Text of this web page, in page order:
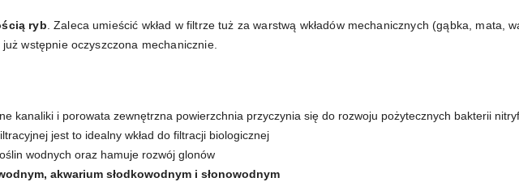
ryb . Zaleca umieścić wkład w filtrze tuż za warstwą wkładów mechanicznych (gąbka, mata,
już wstępnie oczyszczona mechanicznie.
kanaliki i porowata zewnętrzna powierzchnia przyczynia się do rozwoju pożytecznych bakterii
jest to idealny wkład do filtracji biologicznej
wodnych oraz hamuje rozwój glonów
akwarium słodkowodnym i słonowodnym